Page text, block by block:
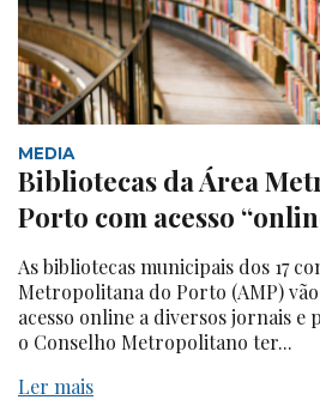
MEDIA
Bibliotecas da Área
Porto com acesso
As bibliotecas municipais dos 17
Metropolitana do Porto (AMP)
acesso online a diversos jornais e
o Conselho Metropolitano ter...
Ler mais